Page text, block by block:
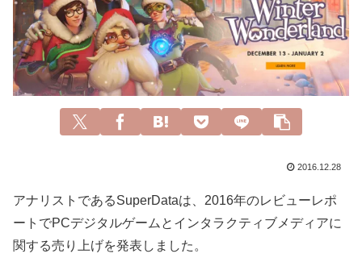
2016.12.28
アナリストであるSuperDataは、2016年のレビューレポ
ートでPCデジタルゲームとインタラクティブメディアに
関する売り上げを発表しました。